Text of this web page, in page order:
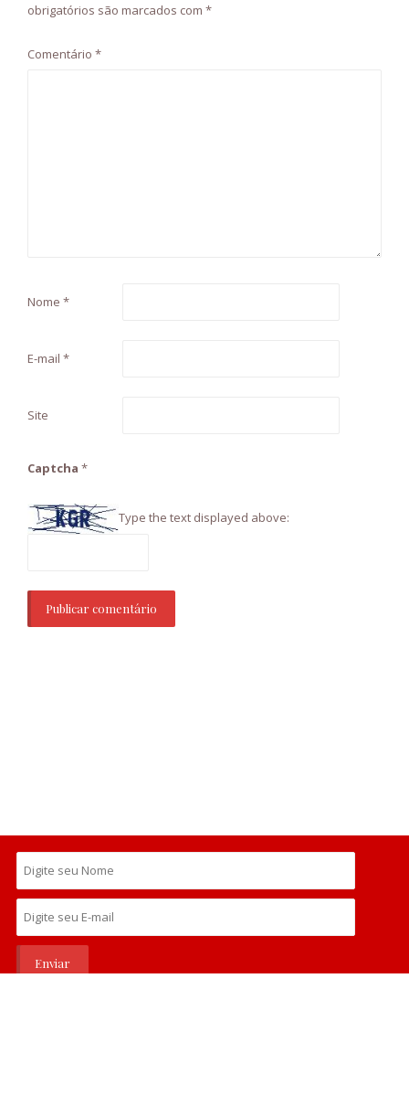
obrigatórios são marcados com *
Comentário *
Nome *
E-mail *
Site
Captcha *
Type the text displayed above: